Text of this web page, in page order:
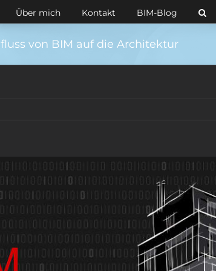
Über mich Kontakt BIM-Blog
von BIM auf die Architektur